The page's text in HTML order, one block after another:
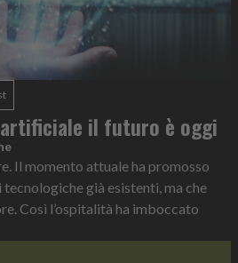
il futuro è oggi
Il momento attuale ha promosso
già esistenti, ma che
Così l’ospitalità ha imboccato